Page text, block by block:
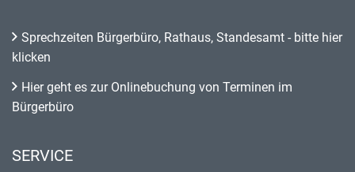
Sprechzeiten Bürgerbüro, Rathaus, Standesamt - bitte hier
klicken
Hier geht es zur Onlinebuchung von Terminen im
Bürgerbüro
SERVICE